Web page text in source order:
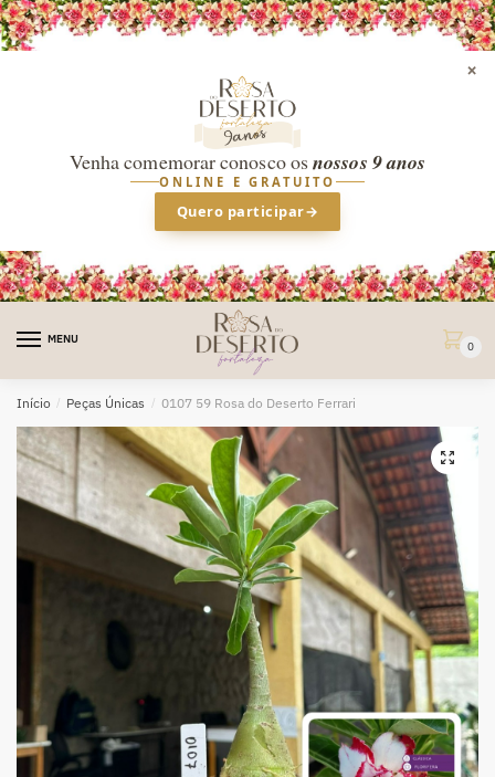
×
Venha comemorar conosco osnossos 9 anos
ONLINE E GRATUITO
Quero participar→
MENU
0
Início / Peças Únicas / 0107 59 Rosa do Deserto Ferrari
🔍